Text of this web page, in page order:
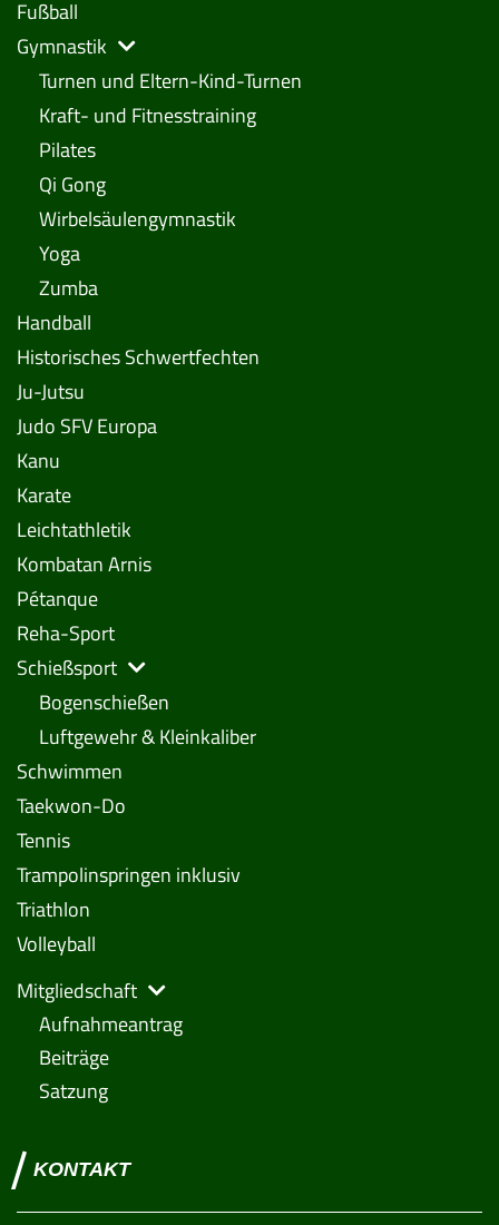
Fußball
Gymnastik
Turnen und Eltern-Kind-Turnen
Kraft- und Fitnesstraining
Pilates
Qi Gong
Wirbelsäulengymnastik
Yoga
Zumba
Handball
Historisches Schwertfechten
Ju-Jutsu
Judo SFV Europa
Kanu
Karate
Leichtathletik
Kombatan Arnis
Pétanque
Reha-Sport
Schießsport
Bogenschießen
Luftgewehr & Kleinkaliber
Schwimmen
Taekwon-Do
Tennis
Trampolinspringen inklusiv
Triathlon
Volleyball
Mitgliedschaft
Aufnahmeantrag
Beiträge
Satzung
KONTAKT